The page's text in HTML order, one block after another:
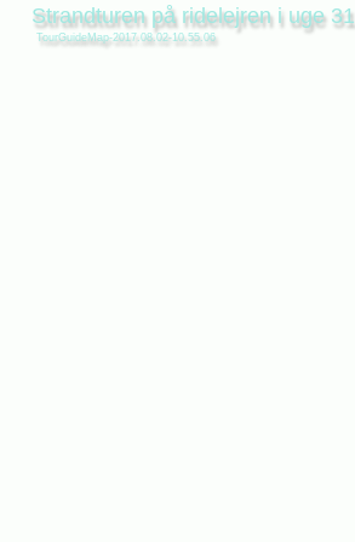
Strandturen på ridelejren i uge 31
TourGuideMap-2017.08.02-10.55.06